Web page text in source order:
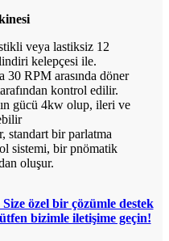
veya lastiksiz 12
kelepçesi ile.
30 RPM arasında döner
kontrol edilir.
gücü 4kw olup, ileri ve
standart bir parlatma
sistemi, bir pnömatik
oluşur.
özel bir çözümle destek
bizimle iletişime geçin!